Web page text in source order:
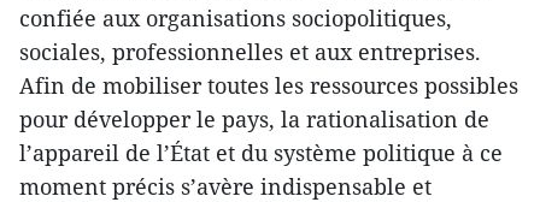
confiée aux organisations sociopolitiques,
sociales, professionnelles et aux entreprises.
Afin de mobiliser toutes les ressources possibles
pour développer le pays, la rationalisation de
l’appareil de l’État et du système politique à ce
moment précis s’avère indispensable et